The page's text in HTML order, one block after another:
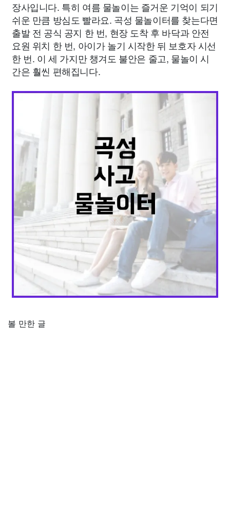
장사입니다. 특히 여름 물놀이는 즐거운 기억이 되기
쉬운 만큼 방심도 빨라요. 곡성 물놀이터를 찾는다면
출발 전 공식 공지 한 번, 현장 도착 후 바닥과 안전
요원 위치 한 번, 아이가 놀기 시작한 뒤 보호자 시선
한 번. 이 세 가지만 챙겨도 불안은 줄고, 물놀이 시
간은 훨씬 편해집니다.
볼 만한 글